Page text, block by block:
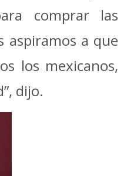
comprar las
aspiramos a que
los mexicanos,
dijo.